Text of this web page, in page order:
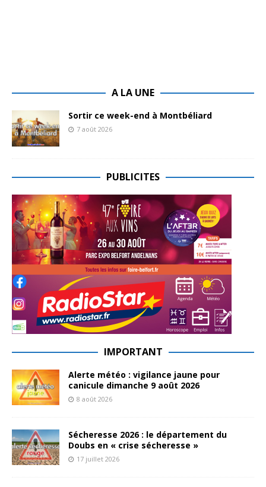
A LA UNE
Sortir ce week-end à Montbéliard
7 août 2026
PUBLICITES
IMPORTANT
Alerte météo : vigilance jaune pour
canicule dimanche 9 août 2026
8 août 2026
Sécheresse 2026 : le département du
Doubs en « crise sécheresse »
17 juillet 2026